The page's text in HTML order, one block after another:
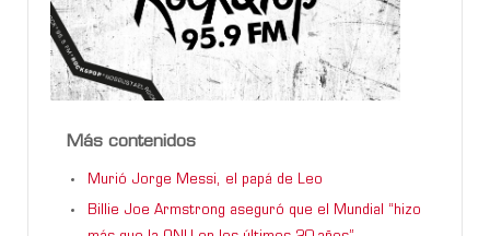
Más contenidos
Murió Jorge Messi, el papá de Leo
Billie Joe Armstrong aseguró que el Mundial “hizo